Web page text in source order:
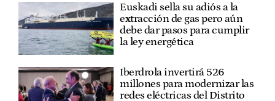
Euskadi sella su adiós a la
extracción de gas pero aún
debe dar pasos para cumplir
la ley energética
Iberdrola invertirá 526
millones para modernizar las
redes eléctricas del Distrito